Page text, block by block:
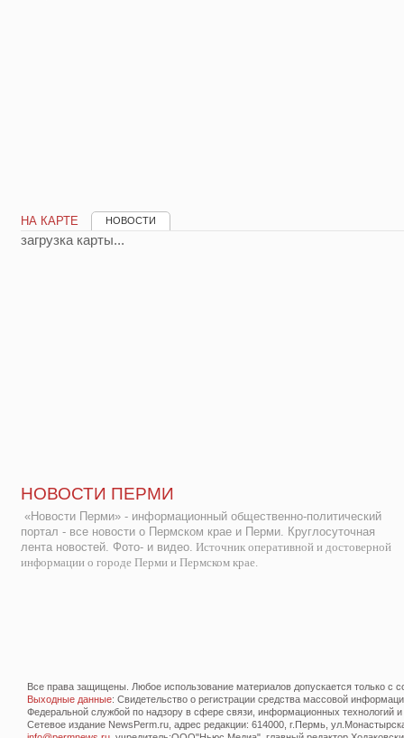
НА КАРТЕ НОВОСТИ
загрузка карты...
НОВОСТИ ПЕРМИ
«Новости Перми» - информационный общественно-политический
портал - все новости о Пермском крае и Перми. Круглосуточная
лента новостей. Фото- и видео. Источник оперативной и достоверной
информации о городе Перми и Пермском крае.
Все права защищены. Любое использование материалов допускается только с
Выходные данные: Свидетельство о регистрации средства массовой
Федеральной службой по надзору в сфере связи, информационных технологий
Сетевое издание NewsPerm.ru, адрес редакции: 614000, г.Пермь,